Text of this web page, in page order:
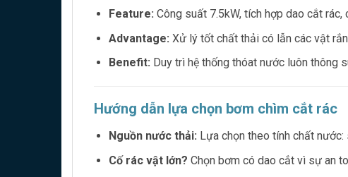
Feature: Công suất 7.5kW, tích hợp dao cắt
Advantage: Xử lý tốt chất thải có lẫn các vật
Benefit: Duy trì hệ thống thóat nước luôn thông
Hướng dẫn lựa chọn bơm chìm cắt rác
Nguồn nước thải: Lựa chọn theo tính chất
Cố rác vật lớn? Chọn bơm có dao cắt vì sự an